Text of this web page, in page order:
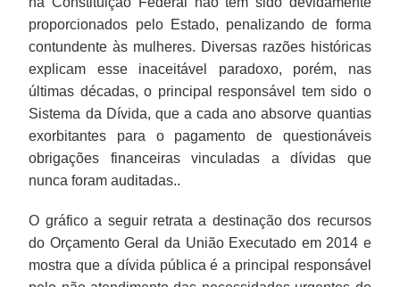
proporcionados pelo Estado, penalizando de forma
contundente às mulheres. Diversas razões históricas
explicam esse inaceitável paradoxo, porém, nas
últimas décadas, o principal responsável tem sido o
Sistema da Dívida, que a cada ano absorve quantias
exorbitantes para o pagamento de questionáveis
obrigações financeiras vinculadas a dívidas que
nunca foram auditadas..
O gráfico a seguir retrata a destinação dos recursos
do Orçamento Geral da União Executado em 2014 e
mostra que a dívida pública é a principal responsável